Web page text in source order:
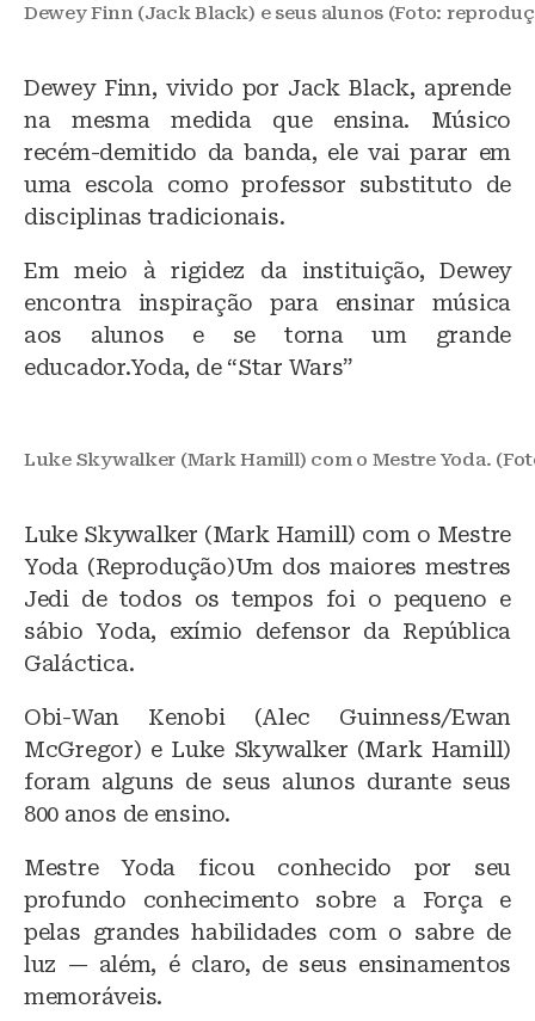
Dewey Finn (Jack Black) e seus alunos (Foto:
Dewey Finn, vivido por Jack Black, aprende
na mesma medida que ensina. Músico
recém-demitido da banda, ele vai parar em
uma escola como professor substituto de
disciplinas tradicionais.
Em meio à rigidez da instituição, Dewey
encontra inspiração para ensinar música
aos alunos e se torna um grande
educador.Yoda, de “Star Wars”
Luke Skywalker (Mark Hamill) com o Mestre Yoda.
Luke Skywalker (Mark Hamill) com o Mestre
Yoda (Reprodução)Um dos maiores mestres
Jedi de todos os tempos foi o pequeno e
sábio Yoda, exímio defensor da República
Galáctica.
Obi-Wan Kenobi (Alec Guinness/Ewan
McGregor) e Luke Skywalker (Mark Hamill)
foram alguns de seus alunos durante seus
800 anos de ensino.
Mestre Yoda ficou conhecido por seu
profundo conhecimento sobre a Força e
pelas grandes habilidades com o sabre de
luz — além, é claro, de seus ensinamentos
memoráveis.